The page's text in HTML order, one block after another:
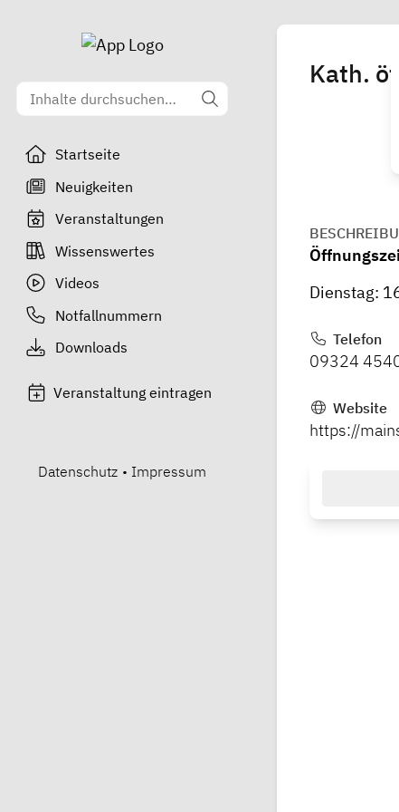
Startseite
Neuigkeiten
Veranstaltungen
Wissenswertes
Videos
Notfallnummern
Downloads
Veranstaltung eintragen
Datenschutz • Impressum
Kath.
Dienstag:
Telefon
09324
Website
https://